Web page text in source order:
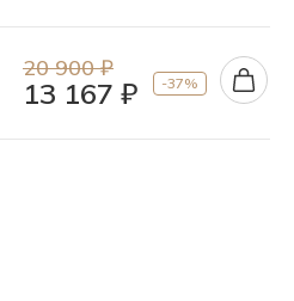
20 900 ₽
13 167 ₽ -37%